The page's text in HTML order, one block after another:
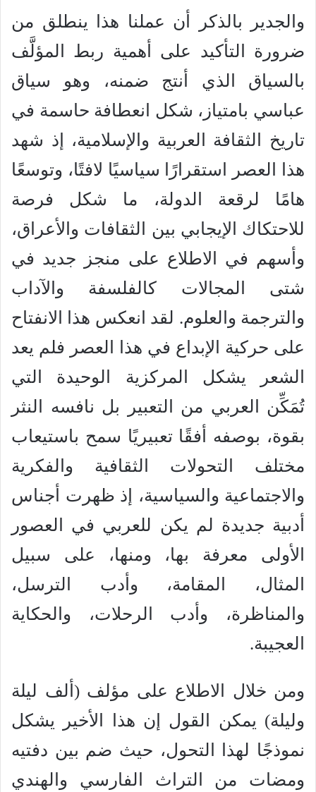
والجدير بالذكر أن عملنا هذا ينطلق من
ضرورة التأكيد على أهمية ربط المؤلَّف
بالسياق الذي أنتج ضمنه، وهو سياق
عباسي بامتياز، شكل انعطافة حاسمة في
تاريخ الثقافة العربية والإسلامية، إذ شهد
هذا العصر استقرارًا سياسيًا لافتًا، وتوسعًا
هامًا لرقعة الدولة، ما شكل فرصة
للاحتكاك الإيجابي بين الثقافات والأعراق،
وأسهم في الاطلاع على منجز جديد في
شتى المجالات كالفلسفة والآداب
والترجمة والعلوم. لقد انعكس هذا الانفتاح
على حركية الإبداع في هذا العصر فلم يعد
الشعر يشكل المركزية الوحيدة التي
تُمَكِّن العربي من التعبير بل نافسه النثر
بقوة، بوصفه أفقًا تعبيريًا سمح باستيعاب
مختلف التحولات الثقافية والفكرية
والاجتماعية والسياسية، إذ ظهرت أجناس
أدبية جديدة لم يكن للعربي في العصور
الأولى معرفة بها، ومنها، على سبيل
المثال، المقامة، وأدب الترسل،
والمناظرة، وأدب الرحلات، والحكاية
العجيبة.
ومن خلال الاطلاع على مؤلف (ألف ليلة
وليلة) يمكن القول إن هذا الأخير يشكل
نموذجًا لهذا التحول، حيث ضم بين دفتيه
ومضات من التراث الفارسي والهندي